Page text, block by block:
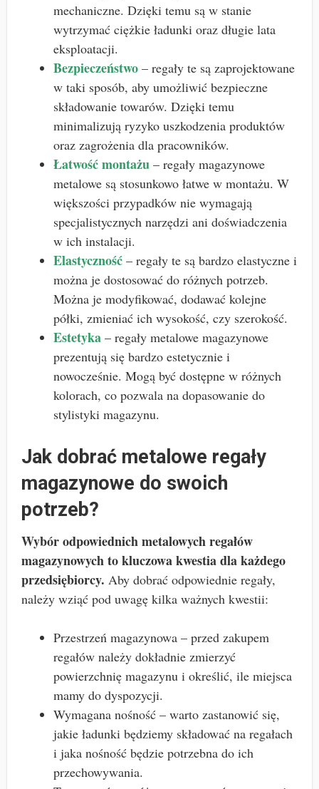
mechaniczne. Dzięki temu są w stanie
wytrzymać ciężkie ładunki oraz długie lata
eksploatacji.
Bezpieczeństwo– regały te są zaprojektowane
w taki sposób, aby umożliwić bezpieczne
składowanie towarów. Dzięki temu
minimalizują ryzyko uszkodzenia produktów
oraz zagrożenia dla pracowników.
Łatwość montażu– regały magazynowe
metalowe są stosunkowo łatwe w montażu. W
większości przypadków nie wymagają
specjalistycznych narzędzi ani doświadczenia
w ich instalacji.
Elastyczność– regały te są bardzo elastyczne i
można je dostosować do różnych potrzeb.
Można je modyfikować, dodawać kolejne
półki, zmieniać ich wysokość, czy szerokość.
Estetyka– regały metalowe magazynowe
prezentują się bardzo estetycznie i
nowocześnie. Mogą być dostępne w różnych
kolorach, co pozwala na dopasowanie do
stylistyki magazynu.
Jak dobrać metalowe regały
magazynowe do swoich
potrzeb?
Wybór odpowiednich metalowych regałów
magazynowych to kluczowa kwestia dla każdego
przedsiębiorcy. Aby dobrać odpowiednie regały,
należy wziąć pod uwagę kilka ważnych kwestii:
Przestrzeń magazynowa – przed zakupem
regałów należy dokładnie zmierzyć
powierzchnię magazynu i określić, ile miejsca
mamy do dyspozycji.
Wymagana nośność – warto zastanowić się,
jakie ładunki będziemy składować na regałach
i jaka nośność będzie potrzebna do ich
przechowywania.